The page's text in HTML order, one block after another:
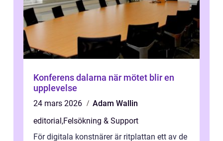
Konferens dalarna när mötet blir en
upplevelse
24 mars 2026
Adam Wallin
editorial,Felsökning & Support
För digitala konstnärer är ritplattan ett av de